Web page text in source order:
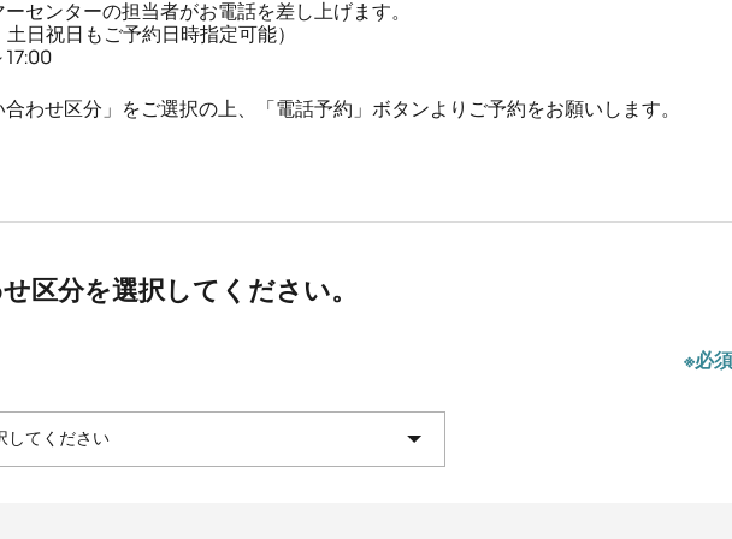
センターの担当者がお電話を差し上げます。
日祝日もご予約日時指定可能）
わせ区分」をご選択の上、「電話予約」ボタンよりご予約をお願いします。
区分を選択してください。
※必